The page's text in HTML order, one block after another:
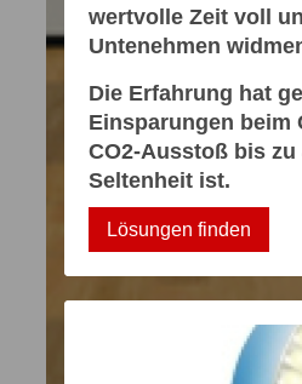
wertvolle Zeit voll
Untenehmen
Die Erfahrung hat
Einsparungen beim
CO2-Ausstoß bis zu
Seltenheit ist.
Lösungen finden